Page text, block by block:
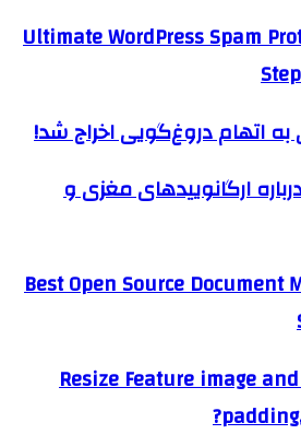
Ultimate WordPress Spam
اتهام دروغ‌گویی اخراج شد!
ارگانوییدهای مغزی و
11 Best Open Source
Resize Feature image